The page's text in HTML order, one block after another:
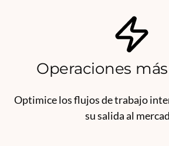
Operaciones
Optimice los flujos de trabajo
su salida al